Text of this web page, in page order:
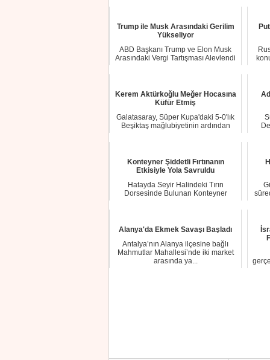
Trump ile Musk Arasındaki Gerilim
Yükseliyor
ABD Başkanı Trump ve Elon Musk
Arasındaki Vergi Tartışması Alevlendi
Kerem Aktürkoğlu Meğer Hocasına
Küfür Etmiş
Galatasaray, Süper Kupa'daki 5-0'lık
Beşiktaş mağlubiyetinin ardından
Konteyner Şiddetli Fırtınanın
Etkisiyle Yola Savruldu
Hatayda Seyir Halindeki Tırın
Dorsesinde Bulunan Konteyner
Alanya'da Ekmek Savaşı Başladı
Antalya’nın Alanya ilçesine bağlı
Mahmutlar Mahallesi’nde iki market
arasında ya...